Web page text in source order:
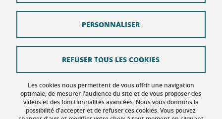
Crédits
Données personnelles : politique de confidentialité
Politique des Cookies
Gestion des cookies
Accessibilité : non conforme
Les cookies nous permettent de vous offrir une navigation
optimale, de mesurer l'audience du site et de vous proposer des
vidéos et des fonctionnalités avancées. Nous vous donnons la
possibilité d'accepter et de refuser ces cookies. Vous pouvez
REFUSER TOUS LES COOKIES
PERSONNALISER